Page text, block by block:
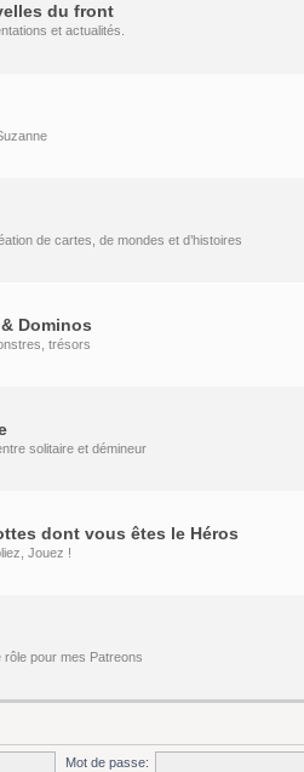
du front
et actualités.
de cartes, de mondes et d’histoires
Dominos
trésors
solitaire et démineur
dont vous êtes le Héros
Jouez !
rôle pour mes Patreons
Mot de passe: